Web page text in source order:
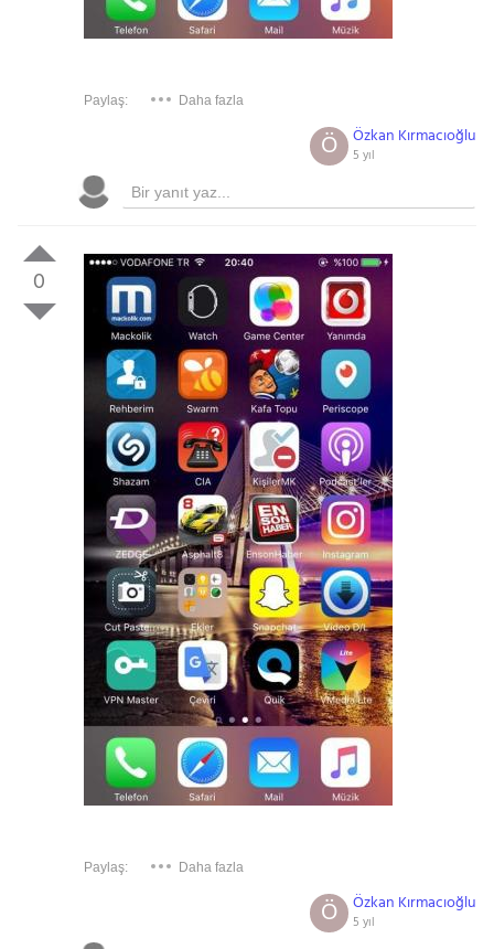
Paylaş: Daha fazla
Özkan Kırmacıoğlu
5 yıl
Ö
0
Paylaş: Daha fazla
Özkan Kırmacıoğlu
5 yıl
Ö